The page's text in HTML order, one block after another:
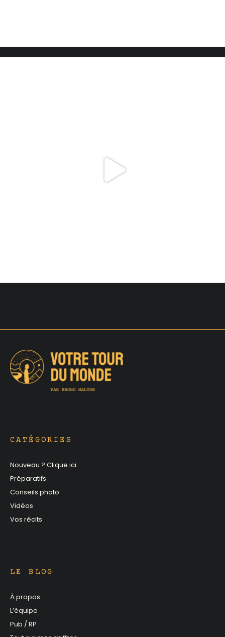
CATÉGORIES
Nouveau ? Clique ici
Préparatifs
Conseils photo
Vidéos
Vos récits
LE BLOG
À propos
L’équipe
Pub / RP